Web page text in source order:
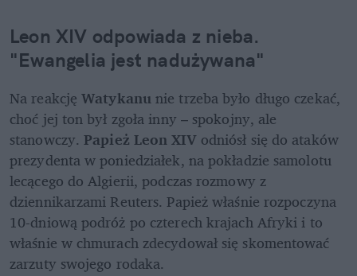
Leon XIV odpowiada z nieba.
"Ewangelia jest nadużywana"
Na reakcję Watykanu nie trzeba było długo czekać,
choć jej ton był zgoła inny – spokojny, ale
stanowczy. Papież Leon XIV odniósł się do ataków
prezydenta w poniedziałek, na pokładzie samolotu
lecącego do Algierii, podczas rozmowy z
dziennikarzami Reuters. Papież właśnie rozpoczyna
10-dniową podróż po czterech krajach Afryki i to
właśnie w chmurach zdecydował się skomentować
zarzuty swojego rodaka.